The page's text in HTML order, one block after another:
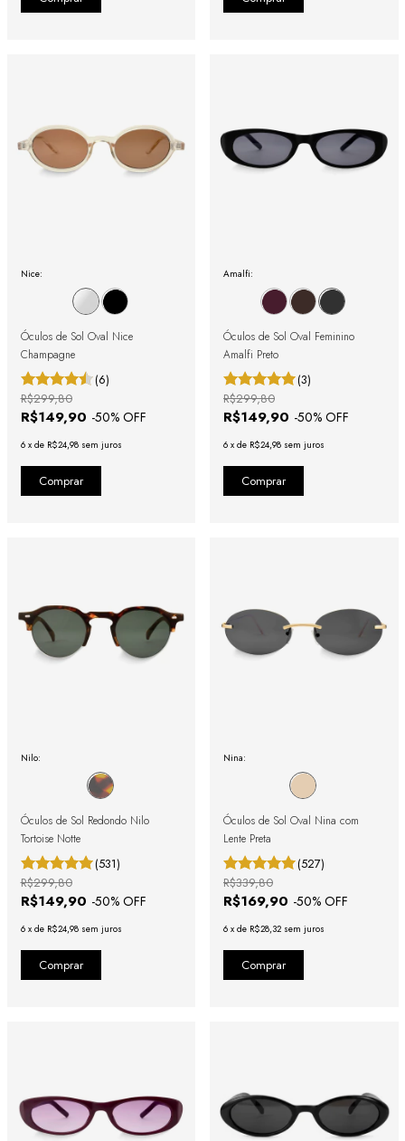
Nice:
Óculos de Sol Oval Nice
Champagne
(6)
R$149,90 -50% OFF
R$299,80
6 x de R$24,98 sem juros
Amalfi:
Óculos de Sol Oval Feminino
Amalfi Preto
(3)
R$149,90 -50% OFF
R$299,80
6 x de R$24,98 sem juros
Nilo:
Óculos de Sol Redondo Nilo
Tortoise Notte
(531)
R$149,90 -50% OFF
R$299,80
6 x de R$24,98 sem juros
Nina:
Óculos de Sol Oval Nina com
Lente Preta
(527)
R$169,90 -50% OFF
R$339,80
6 x de R$28,32 sem juros